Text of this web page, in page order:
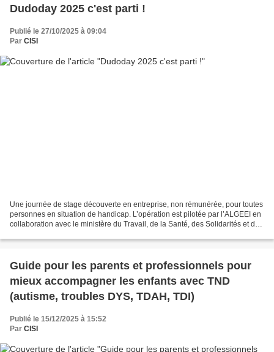
Dudoday 2025 c'est parti !
Publié le 27/10/2025 à 09:04
Par CISI
Une journée de stage découverte en entreprise, non rémunérée, pour toutes
personnes en situation de handicap. L’opération est pilotée par l’ALGEEI en
collaboration avec le ministère du Travail, de la Santé, des Solidarités et des
Guide pour les parents et professionnels pour
mieux accompagner les enfants avec TND
(autisme, troubles DYS, TDAH, TDI)
Publié le 15/12/2025 à 15:52
Par CISI